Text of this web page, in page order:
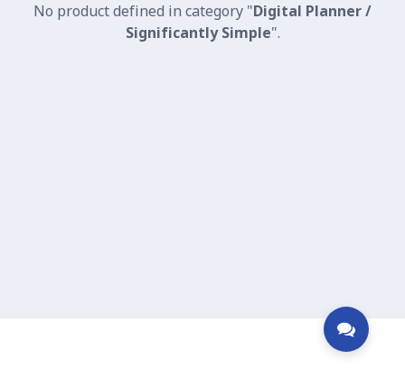
No product defined in category "Digital Planner /
Significantly Simple".